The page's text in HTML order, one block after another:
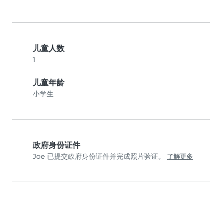
儿童人数
1
儿童年龄
小学生
政府身份证件
Joe 已提交政府身份证件并完成照片验证。 了解更多